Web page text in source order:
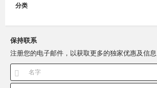
分类
保持联系
注册您的电子邮件，以获取更多的独家优惠及信息